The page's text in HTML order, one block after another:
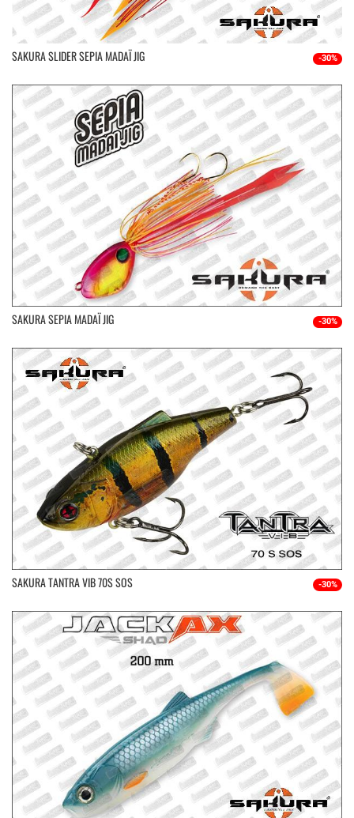
SAKURA SLIDER SEPIA MADAÏ JIG -30%
SAKURA SEPIA MADAÏ JIG -30%
SAKURA TANTRA VIB 70S SOS -30%